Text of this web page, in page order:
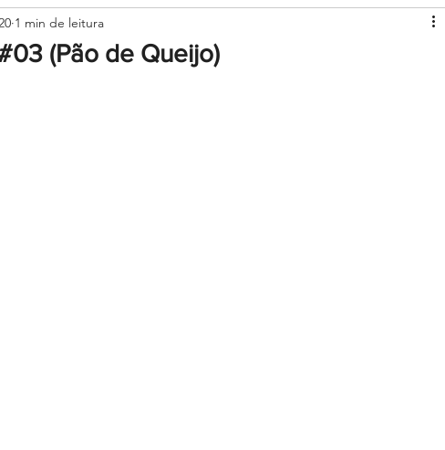
Esportes
(Pão de Queijo)
1 min de leitura